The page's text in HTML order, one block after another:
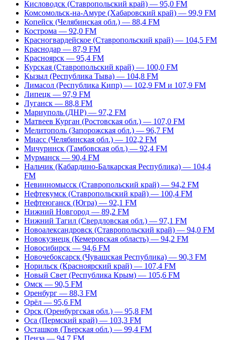
Кисловодск (Ставропольский край) — 95,0 FM
Комсомольск-на-Амуре (Хабаровский край) — 99,9 FM
Копейск (Челябинская обл.) — 88,4 FM
Кострома — 92,0 FM
Красногвардейское (Ставропольский край) — 104,5 FM
Краснодар — 87,9 FM
Красноярск — 95,4 FM
Курская (Ставропольский край) — 100,0 FM
Кызыл (Республика Тыва) — 104,8 FM
Лимасол (Республика Кипр) — 102,9 FM и 107,9 FM
Липецк — 97,9 FM
Луганск — 88,8 FM
Мариуполь (ДНР) — 97,2 FM
Матвеев Курган (Ростовская обл.) — 107,0 FM
Мелитополь (Запорожская обл.) — 96,7 FM
Миасс (Челябинская обл.) — 102,2 FM
Мичуринск (Тамбовская обл.) — 92,4 FM
Мурманск — 90,4 FM
Нальчик (Кабардино-Балкарская Республика) — 104,4
FM
Невинномысск (Ставропольский край) — 94,2 FM
Нефтекумск (Ставропольский край) — 100,4 FM
Нефтеюганск (Югра) — 92,1 FM
Нижний Новгород — 89,2 FM
Нижний Тагил (Свердловская обл.) — 97,1 FM
Новоалександровск (Ставропольский край) — 94,0 FM
Новокузнецк (Кемеровская область) — 94,2 FM
Новосибирск — 94,6 FM
Новочебоксарск (Чувашская Республика) — 90,3 FM
Норильск (Красноярский край) — 107,4 FM
Новый Свет (Республика Крым) — 105,6 FM
Омск — 90,5 FM
Оренбург — 88,3 FM
Орёл — 95,6 FM
Орск (Оренбургская обл.) — 95,8 FM
Оса (Пермский край) — 103,3 FM
Осташков (Тверская обл.) — 99,4 FM
Пенза — 94,7 FM